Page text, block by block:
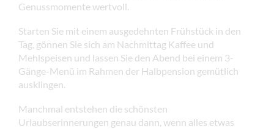
Genussmomente wertvoll.
Starten Sie mit einem ausgedehnten Frühstück in den
Tag, gönnen Sie sich am Nachmittag Kaffee und
Mehlspeisen und lassen Sie den Abend bei einem 3-
Gänge-Menü im Rahmen der Halbpension gemütlich
ausklingen.
Manchmal entstehen die schönsten
Urlaubserinnerungen genau dann, wenn alles etwas